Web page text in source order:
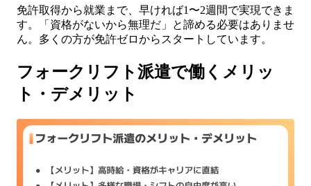
免許取得から就業まで、早ければ1〜2週間で実現できま
す。「資格がないから無理だ」と諦める必要はありませ
ん。多くの方が免許ゼロからスタートしています。
フォークリフト派遣で働くメリッ
ト・デメリット